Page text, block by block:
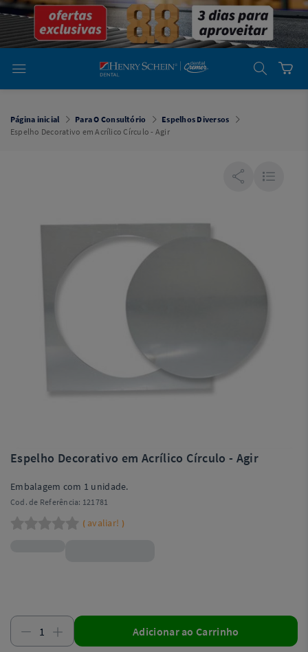
emDental
Cremer -
Henry Schein
Laboratório
Laboratório
Cremer -
Henry Schein
emDental
Simples
Página inicial Para O Consultório
Espelhos Diversos
Espelho Decorativo em Acrílico Círculo - Agir
Espelho Decorativo em Acrílico Círculo - Agir
Embalagem com 1 unidade.
Cod. de Referência: 121781
( avaliar! )
Adicionar ao Carrinho